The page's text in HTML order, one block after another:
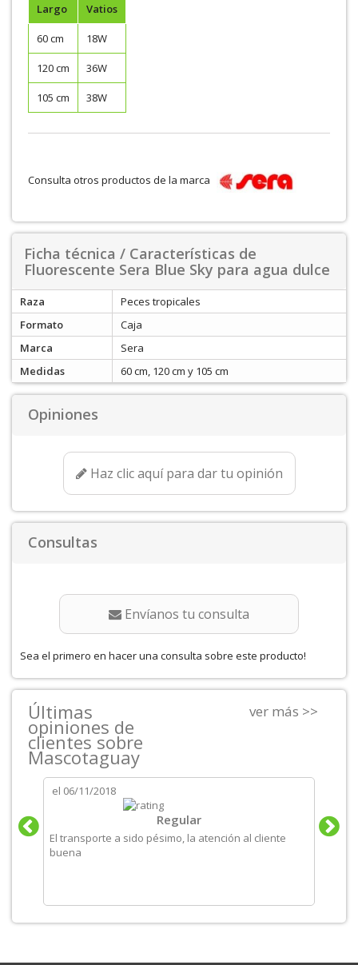
Largo
Vatios
60 cm 18W
120 cm 36W
105 cm 38W
Consulta otros productos de la marca
Ficha técnica / Características de
Fluorescente Sera Blue Sky para agua dulce
Raza
Peces tropicales
Formato
Caja
Marca
Sera
Medidas
60 cm, 120 cm y 105 cm
Opiniones
Haz clic aquí para dar tu opinión
Consultas
Envíanos tu consulta
Sea el primero en hacer una consulta sobre este producto!
Últimas
opiniones de
clientes sobre
Mascotaguay
ver más >>
el 06/11/2018
Regular
El transporte a sido pésimo, la atención al cliente
buena